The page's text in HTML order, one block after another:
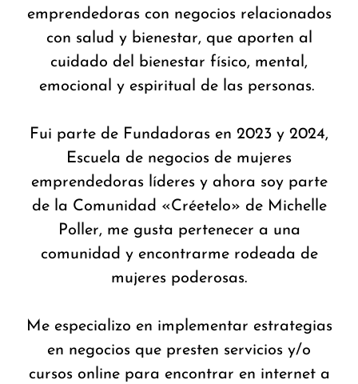
emprendedoras con negocios relacionados
con salud y bienestar, que aporten al
cuidado del bienestar físico, mental,
emocional y espiritual de las personas.
Fui parte de Fundadoras en 2023 y 2024,
Escuela de negocios de mujeres
emprendedoras líderes y ahora soy parte
de la Comunidad «Créetelo» de Michelle
Poller, me gusta pertenecer a una
comunidad y encontrarme rodeada de
mujeres poderosas.
Me especializo en implementar estrategias
en negocios que presten servicios y/o
cursos online para encontrar en internet a